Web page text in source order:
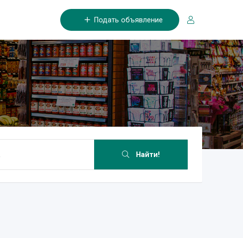
Подать объявление
Найти!